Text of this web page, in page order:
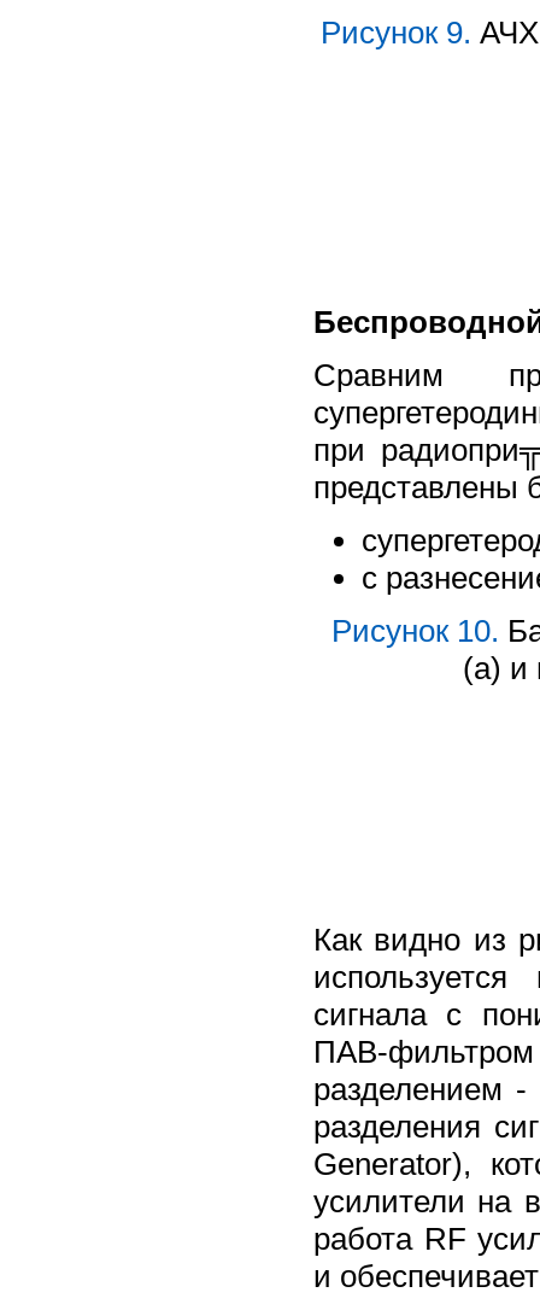
Рисунок 9. АЧХ
Сравним
при
представлены
с
Рисунок 10.
(а) и
Как видно из
сигнала с
ПАВ-фильтром
разделением
разделения
Generator),
усилители на
работа RF
и